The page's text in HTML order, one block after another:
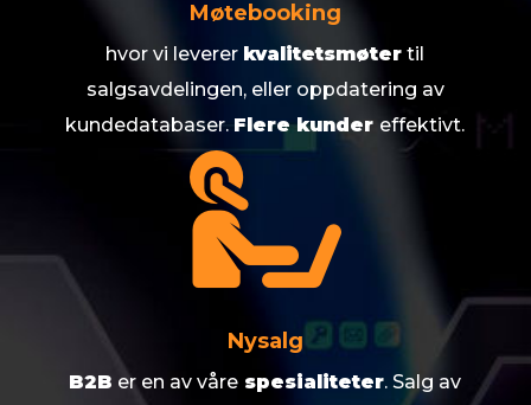
Møtebooking
hvor vi leverer kvalitetsmøter til
salgsavdelingen, eller oppdatering av
kundedatabaser. Flere kunder effektivt.
Nysalg
B2B er en av våre spesialiteter. Salg av